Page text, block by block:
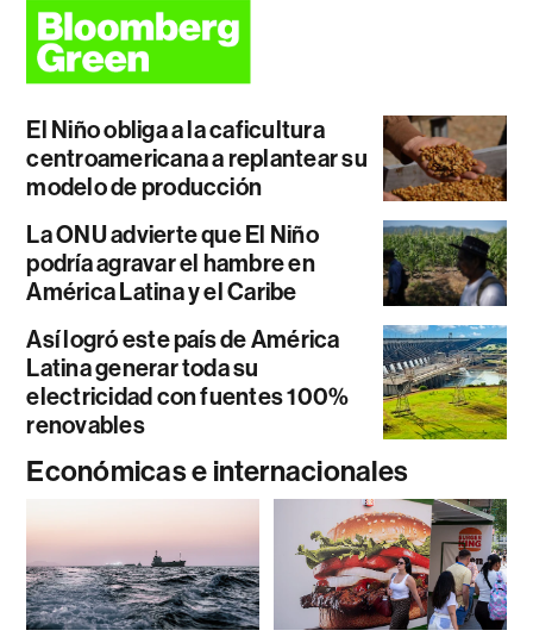
El Niño obliga a la caficultura
centroamericana a replantear su
modelo de producción
La ONU advierte que El Niño
podría agravar el hambre en
América Latina y el Caribe
Así logró este país de América
Latina generar toda su
electricidad con fuentes 100%
renovables
Económicas e internacionales